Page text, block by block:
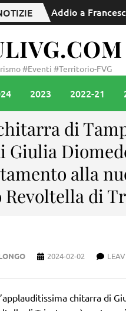
#Eventi #Territorio-FVG
2023 2022-21
di
Giulia
alla
Revoltella di
2024-02-02
chitarra di